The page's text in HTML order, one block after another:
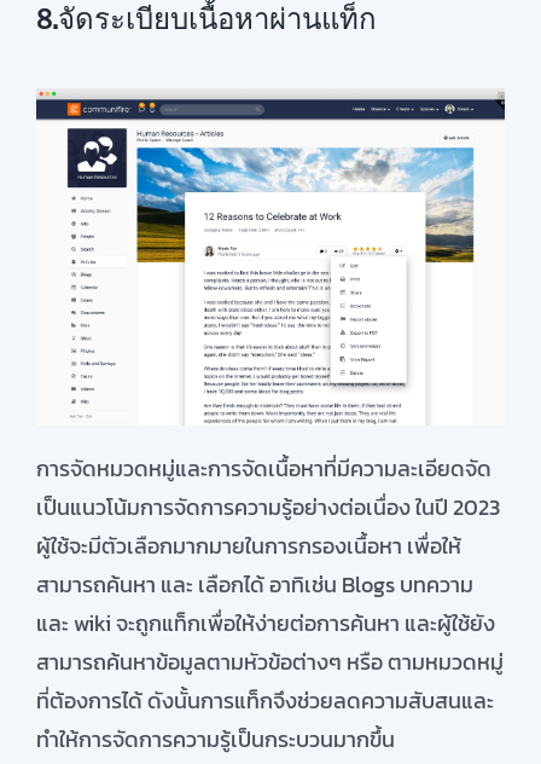
8.จัดระเบียบเนื้อหาผ่านแท็ก
การจัดหมวดหมู่และการจัดเนื้อหาที่มีความละเอียดจัด
เป็นแนวโน้มการจัดการความรู้อย่างต่อเนื่องในปี2023
ผู้ใช้จะมีตัวเลือกมากมายในการกรองเนื้อหา เพื่อให้
สามารถค้นหา และ เลือกได้อาทิเช่น Blogsบทความ
และ wikiจะถูกแท็กเพื่อให้ง่ายต่อการค้นหา และผู้ใช้ยัง
สามารถค้นหาข้อมูลตามหัวข้อต่างๆ หรือตามหมวดหมู่
ที่ต้องการได้ดังนั้นการแท็กจึงช่วยลดความสับสนและ
ทำให้การจัดการความรู้เป็นกระบวนมากขึ้น